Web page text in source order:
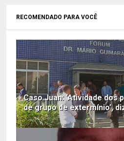
RECOMENDADO PARA VOCÊ
Caso Juan: ‘Atividade dos
de grupo de extermínio’,